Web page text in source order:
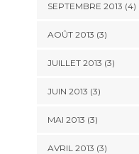
SEPTEMBRE 2013 (4)
AOÛT 2013 (3)
JUILLET 2013 (3)
JUIN 2013 (3)
MAI 2013 (3)
AVRIL 2013 (3)